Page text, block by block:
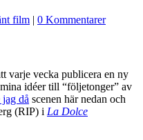
film | 0 Kommentarer
varje vecka publicera en ny
idéer till “följetonger” av
då scenen här nedan och
(RIP) i La Dolce